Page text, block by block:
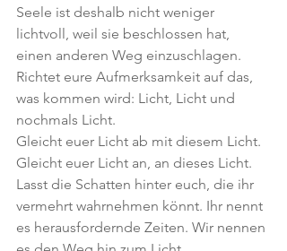
Seele ist deshalb nicht weniger
lichtvoll, weil sie beschlossen hat,
einen anderen Weg einzuschlagen.
Richtet eure Aufmerksamkeit auf das,
was kommen wird: Licht, Licht und
nochmals Licht.
Gleicht euer Licht ab mit diesem Licht.
Gleicht euer Licht an, an dieses Licht.
Lasst die Schatten hinter euch, die ihr
vermehrt wahrnehmen könnt. Ihr nennt
es herausfordernde Zeiten. Wir nennen